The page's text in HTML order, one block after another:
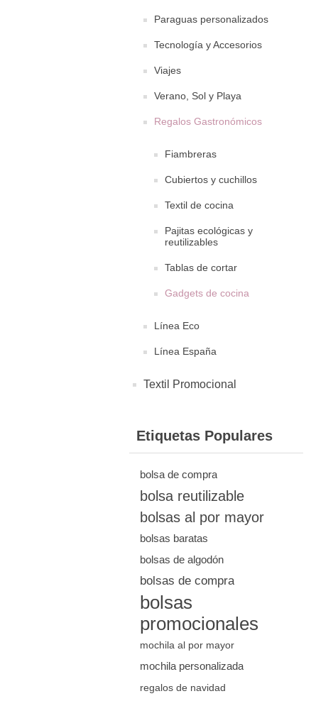
Paraguas personalizados
Tecnología y Accesorios
Viajes
Verano, Sol y Playa
Regalos Gastronómicos
Fiambreras
Cubiertos y cuchillos
Textil de cocina
Pajitas ecológicas y
reutilizables
Tablas de cortar
Gadgets de cocina
Línea Eco
Línea España
Textil Promocional
Etiquetas Populares
bolsa de compra
bolsa reutilizable
bolsas al por mayor
bolsas baratas
bolsas de algodón
bolsas de compra
bolsas
promocionales
mochila al por mayor
mochila personalizada
regalos de navidad